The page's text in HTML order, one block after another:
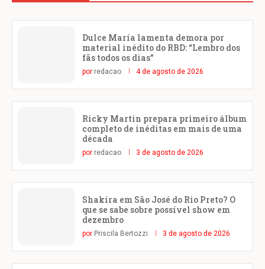
Dulce María lamenta demora por
material inédito do RBD: “Lembro dos
fãs todos os dias”
por redacao 4 de agosto de 2026
Ricky Martin prepara primeiro álbum
completo de inéditas em mais de uma
década
por redacao 3 de agosto de 2026
Shakira em São José do Rio Preto? O
que se sabe sobre possível show em
dezembro
por Priscila Bertozzi 3 de agosto de 2026